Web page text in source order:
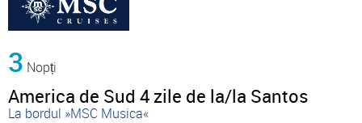
3 Nopți
America de Sud 4 zile de la/la Santos
La bordul »MSC Musica«